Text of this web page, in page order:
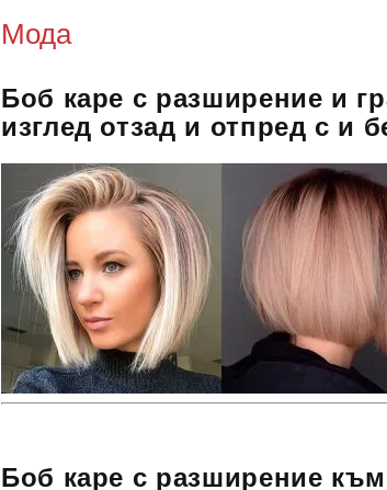
Мода
Боб каре с разширение и
изглед отзад и отпред с и
Боб каре с разширение